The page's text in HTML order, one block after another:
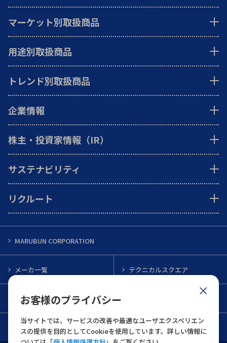
お客様のプライバシー
当サイトでは、サービスの改善や最適なユーザエクスペリエン
スの提供を目的としてCookieを使用しています。詳しい情報に
マーケット別取扱商品
用途別取扱商品
トレンド別取扱商品
企業情報
株主・投資家情報（IR）
サステナビリティ
リクルート
MARUBUN CORPORATION
メーカ一覧 テクニカルスクエア
インフォメーション
お問い合わせ